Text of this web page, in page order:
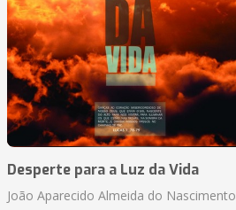
Desperte para a Luz da Vida
João Aparecido Almeida do Nascimento